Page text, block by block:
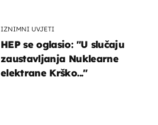
IZNIMNI UVJETI
HEP se oglasio: "U slučaju
zaustavljanja Nuklearne
elektrane Krško..."